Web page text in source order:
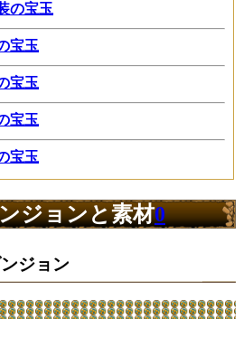
の宝玉
宝玉
宝玉
宝玉
宝玉
ジョンと素材0
ジョン